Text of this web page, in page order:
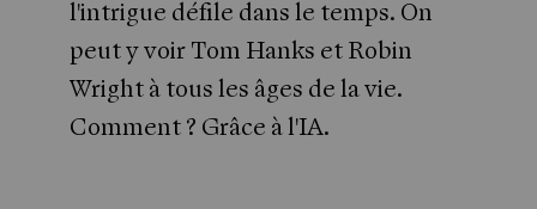
Newsletter
l'intrigue défile dans le temps. On
peut y voir Tom Hanks et Robin
Wright à tous les âges de la vie.
Comment ? Grâce à l'IA.